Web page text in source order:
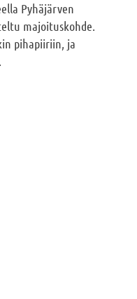
Pyhäjärven
majoituskohde.
pihapiiriin, ja